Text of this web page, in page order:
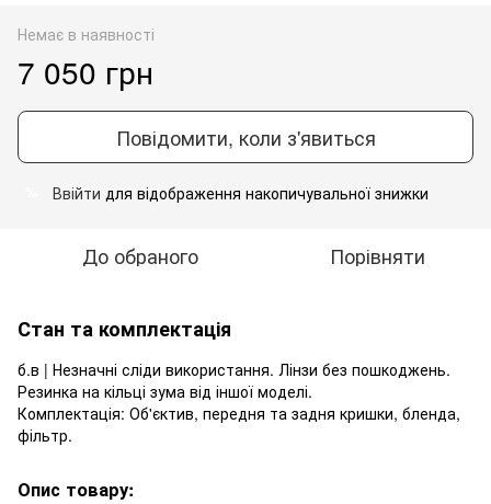
Немає в наявності
7 050 грн
Повідомити, коли з'явиться
Ввійти для відображення накопичувальної знижки
До обраного Порівняти
Стан та комплектація
б.в | Незначні сліди використання. Лінзи без пошкоджень.
Резинка на кільці зума від іншої моделі.
Комплектація: Об'єктив, передня та задня кришки, бленда,
фільтр.
Опис товару: